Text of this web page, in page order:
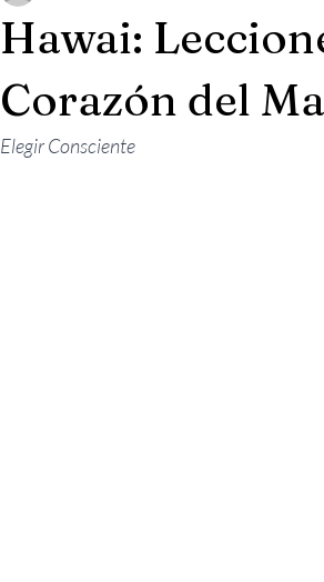
Hawai:
Corazón del
Elegir Consciente